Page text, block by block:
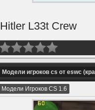
Hitler L33t Crew
Модели игроков cs от eswc
Модели Игроков CS 1.6